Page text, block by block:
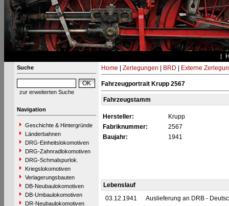
Suche
zur erweiterten Suche
Navigation
Geschichte & Hintergründe
Länderbahnen
DRG-Einheitslokomotiven
DRG-Zahnradlokomotiven
DRG-Schmalspurlok.
Kriegslokomotiven
Verlagerungsbauten
DB-Neubaulokomotiven
DB-Umbaulokomotiven
DR-Neubaulokomotiven
Home Zerlegungen BRD Externe
Fahrzeugportrait Krupp 2567
Fahrzeugstamm
Hersteller:
Krupp
Fabriknummer:
2567
Baujahr:
1941
Lebenslauf
03.12.1941
Auslieferung an DRB -